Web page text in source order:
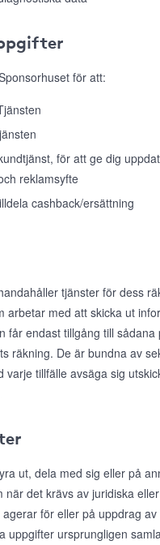
för att:
för att ge dig
reklamsyfte
cashback/ersättning
tjänster för dess
arbetar med att skicka ut
får endast tillgång till
räkning. De är bundna av
tillfälle avsäga sig
ut, dela med sig eller på
det krävs av juridiska
för eller på uppdrag
uppgifter ursprungligen